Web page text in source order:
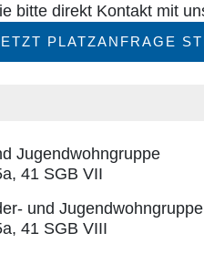
bitte direkt Kontakt mit
PLATZANFRAGE
Jugendwohngruppe
41 SGB VII
und Jugendwohngruppe
41 SGB VIII